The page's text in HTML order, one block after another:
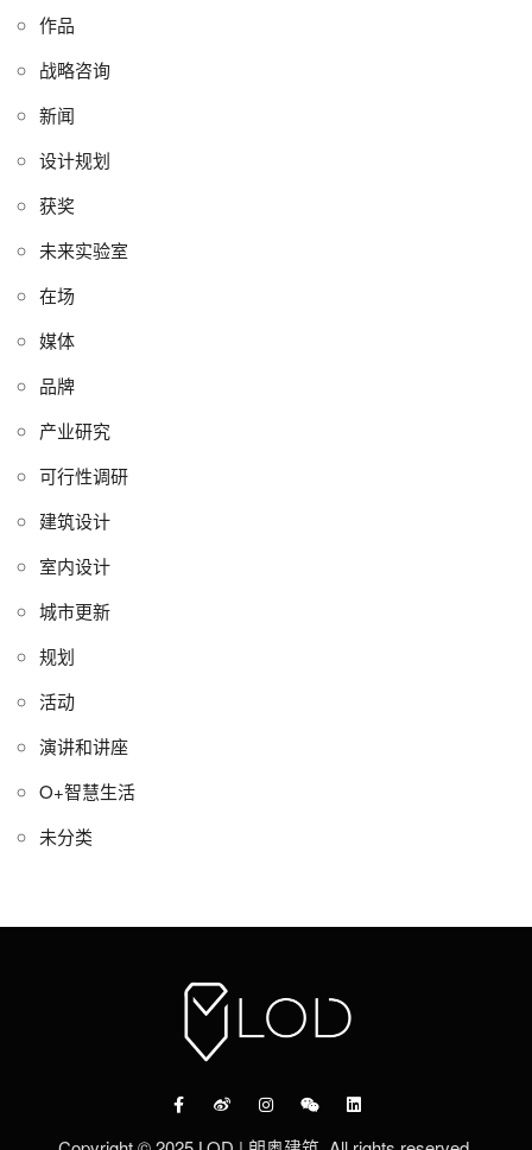
作品
战略咨询
新闻
设计规划
获奖
未来实验室
在场
媒体
品牌
产业研究
可行性调研
建筑设计
室内设计
城市更新
规划
活动
演讲和讲座
O+智慧生活
未分类